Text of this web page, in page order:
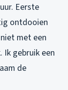
Eerste
ontdooien
met een
Ik gebruik een
de